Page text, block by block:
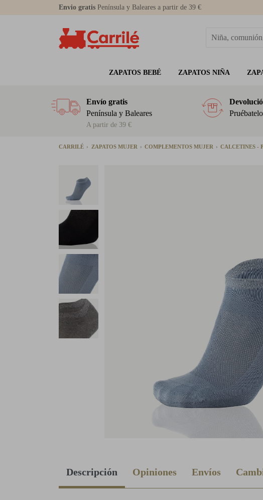
Envio gratis Península y Baleares a partir de 39 €
ZAPATOS BEBÉ ZAPATOS NIÑA
Envío gratis
Península y Baleares
A partir de 39 €
CARRILÉ ZAPATOS MUJER COMPLEMENTOS MUJER CALCETINES -
Descripción Opiniones Envíos